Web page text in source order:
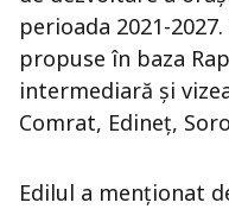
perioada 2021-
propuse în baza
intermediară și
Comrat, Edineț,
Edilul a menționat